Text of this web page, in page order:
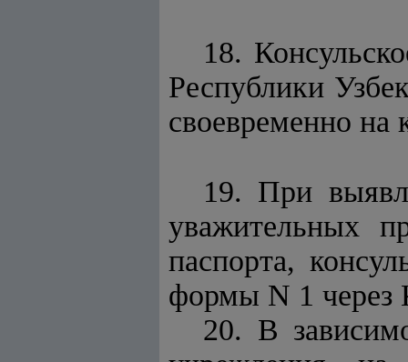
18.
Республики
своевременно на
19. При
уважительных
паспорта,
формы N 1 через
20. В